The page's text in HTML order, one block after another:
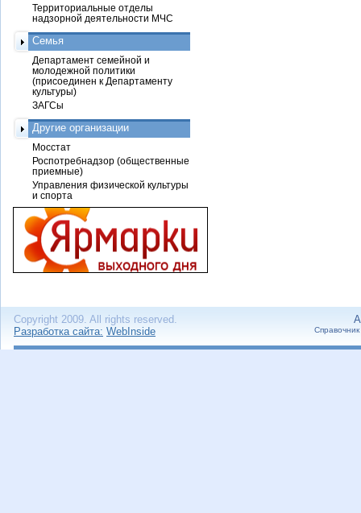
Территориальные отделы
надзорной деятельности МЧС
Семья
Департамент семейной и
молодежной политики
(присоединен к Департаменту
культуры)
ЗАГСы
Другие организации
Мосстат
Роспотребнадзор (общественные
приемные)
Управления физической культуры
и спорта
Copyright 2009. All rights reserved.
Разработка сайта: WebInside